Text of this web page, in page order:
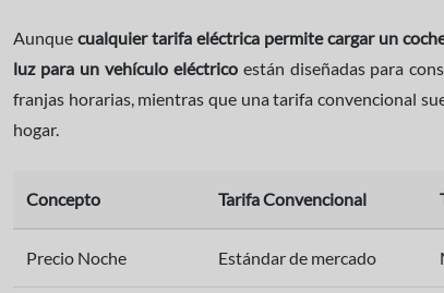
Aunque cualquier tarifa eléctrica permite cargar un
luz para un vehículo eléctricoestán diseñadas para
franjas horarias, mientras que una tarifa convencional
hogar.
Concepto Tarifa Convencional
Precio Noche Estándar de mercado